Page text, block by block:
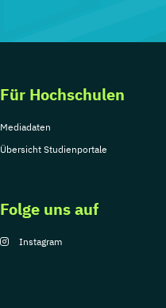
Für Hochschulen
Mediadaten
Übersicht Studienportale
Folge uns auf
Instagram